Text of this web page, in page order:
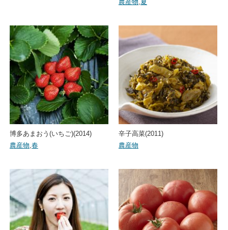
農産物 ,夏
博多あまおう(いちご)(2014)
農産物,春
辛子高菜(2011)
農産物